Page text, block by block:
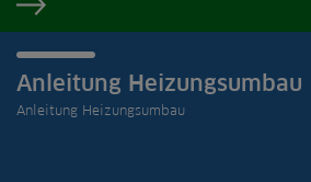
Anleitung Heizungsumbau
Anleitung Heizungsumbau